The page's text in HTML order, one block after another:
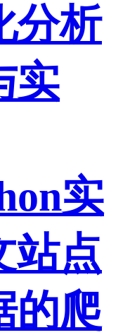
分析
实
实
站点
的爬